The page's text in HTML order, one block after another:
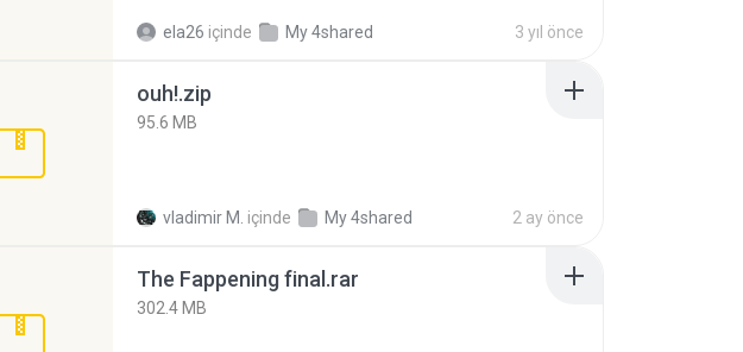
ela26 içinde My 4shared 3 yıl önce
ouh!.zip
95.6 MB
vladimir M. içinde My 4shared 2 ay önce
The Fappening final.rar
302.4 MB